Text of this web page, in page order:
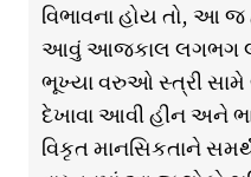
વિભાવના હોય તો, આ
આવું આજકાલ લગભગ
ભૂખ્યા વરુઓ સ્ત્રી સામે
દેખાવા આવી હીન અને
વિકૃત માનસિકતાને